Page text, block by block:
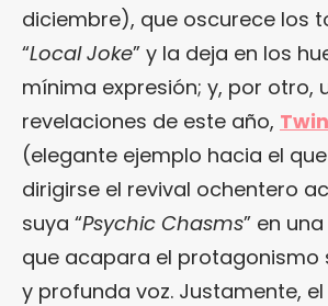
diciembre), que oscurece los
“Local Joke” y la deja en los
mínima expresión; y, por otro,
revelaciones de este año,
(elegante ejemplo hacia el
dirigirse el revival ochentero
suya “Psychic Chasms” en
que acapara el protagonismo
y profunda voz. Justamente,